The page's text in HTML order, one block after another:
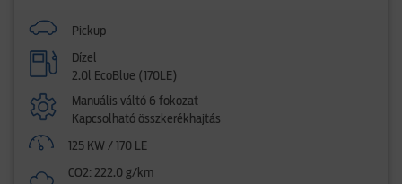
Pickup
Dízel
2.0l EcoBlue (170LE)
Manuális váltó 6 fokozat
Kapcsolható összkerékhajtás
125 KW / 170 LE
CO2: 222.0 g/km